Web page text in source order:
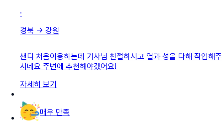
·
경북 → 강원
샌디 처음이용하는데 기사님 친절하시고 열과 성을 다해 작업해주
시네요 주변에 추천해야겠어요!
자세히 보기
매우 만족